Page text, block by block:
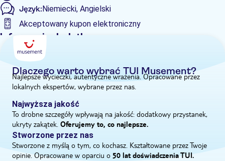
pewnością zobaczysz kilka niezapomnianych stworzeń.
Język:Niemiecki, Angielski
Akceptowany kupon elektroniczny
Informacje dodatkowe
Wliczone są opłaty za wstęp
Wycieczka z przewodnikiem
Natychmiastowe potwierdzenie
E-Voucher
Odbiór z hotelu
Dlaczego warto wybrać TUI Musement?
Najlepsze wycieczki, autentyczne wrażenia. Opracowane przez
lokalnych ekspertów, wybrane przez nas.
Najwyższa jakość
To drobne szczegóły wpływają na jakość: dodatkowy przystanek,
ukryty zakątek. Oferujemy to, co najlepsze.
Stworzone przez nas
Stworzone z myślą o tym, co kochasz. Kształtowane przez Twoje
opinie. Opracowane w oparciu o 50 lat doświadczenia TUI.